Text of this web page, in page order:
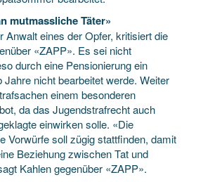
mutmassliche Täter»
Anwalt eines der Opfer, kritisiert die
«ZAPP». Es sei nicht
durch eine Pensionierung ein
Jahre nicht bearbeitet werde. Weiter
einem besonderen
da das Jugendstrafrecht auch
einwirken solle. «Die
Vorwürfe soll zügig stattfinden, damit
Beziehung zwischen Tat und
Kahlen gegenüber «ZAPP».